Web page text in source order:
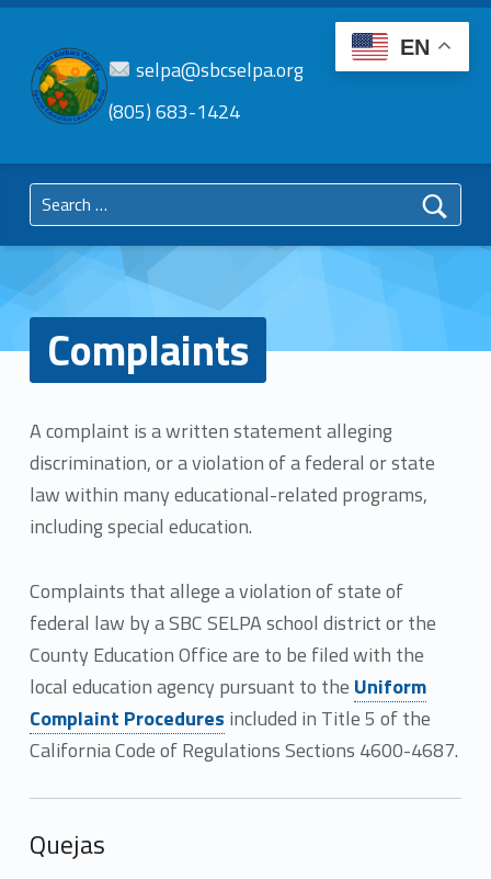
SELPA
Santa Barbara County Special Education Local Plan Area
selpa@sbcselpa.org
(805) 683-1424
Search for:
Complaints
A complaint is a written statement alleging
discrimination, or a violation of a federal or state
law within many educational-related programs,
including special education.
Complaints that allege a violation of state of
federal law by a SBC SELPA school district or the
County Education Office are to be filed with the
local education agency pursuant to the Uniform
Complaint Procedures included in Title 5 of the
California Code of Regulations Sections 4600-4687.
Quejas
EN